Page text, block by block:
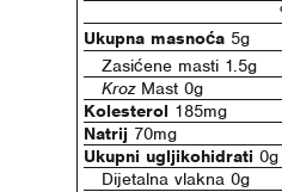
Ukupna masnoća 5g
Zasićene masti 1.5g
KrozMast 0g
Kolesterol 185mg
Natrij 70mg
Ukupni ugljikohidrati 0g
Dijetalna vlakna 0g